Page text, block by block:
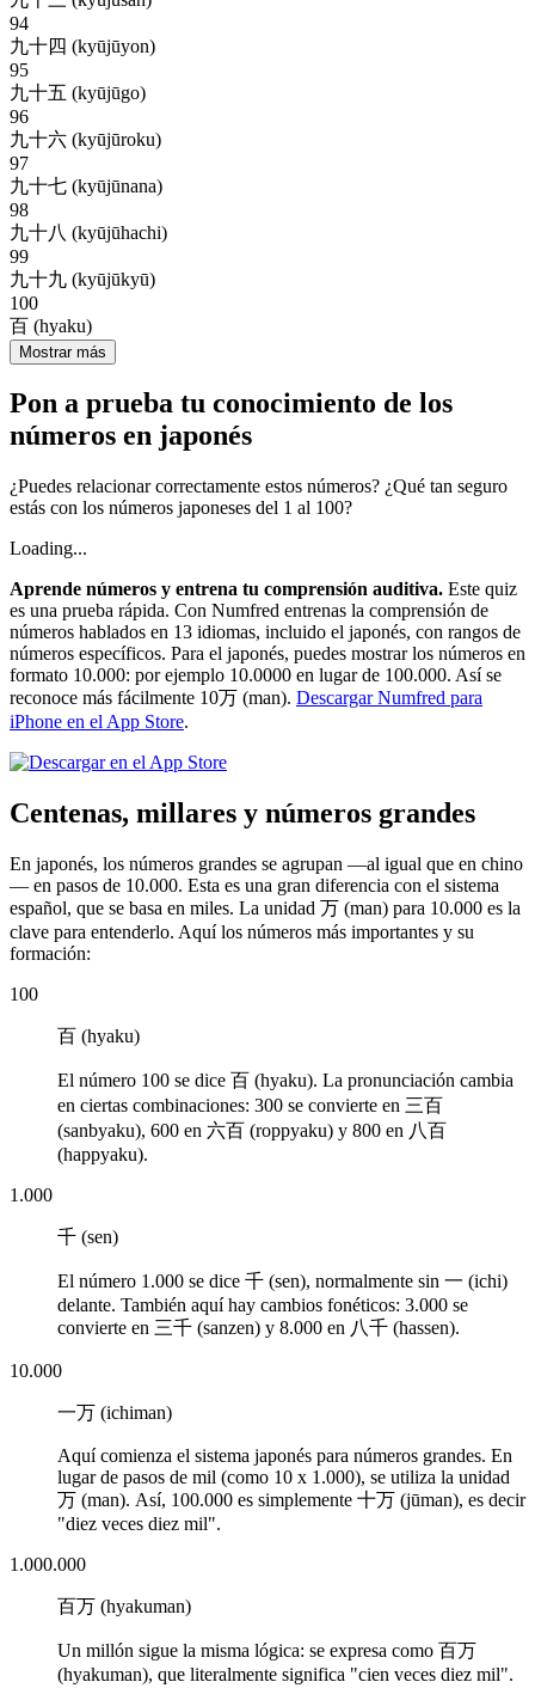
94
九十四 (kyūjūyon)
95
九十五 (kyūjūgo)
96
九十六 (kyūjūroku)
97
九十七 (kyūjūnana)
98
九十八 (kyūjūhachi)
99
九十九 (kyūjūkyū)
100
百 (hyaku)
Mostrar más
Pon a prueba tu conocimiento de los
números en japonés
¿Puedes relacionar correctamente estos números? ¿Qué tan seguro
estás con los números japoneses del 1 al 100?
Loading...
Aprende números y entrena tu comprensión auditiva. Este quiz
es una prueba rápida. Con Numfred entrenas la comprensión de
números hablados en 13 idiomas, incluido el japonés, con rangos de
números específicos. Para el japonés, puedes mostrar los números en
formato 10.000: por ejemplo 10.0000 en lugar de 100.000. Así se
reconoce más fácilmente 10万 (man). Descargar Numfred para
iPhone en el App Store.
Centenas, millares y números grandes
En japonés, los números grandes se agrupan —al igual que en chino
— en pasos de 10.000. Esta es una gran diferencia con el sistema
español, que se basa en miles. La unidad 万 (man) para 10.000 es la
clave para entenderlo. Aquí los números más importantes y su
formación:
100
百 (hyaku)
El número 100 se dice 百 (hyaku). La pronunciación cambia
en ciertas combinaciones: 300 se convierte en 三百
(sanbyaku), 600 en 六百 (roppyaku) y 800 en 八百
(happyaku).
1.000
千 (sen)
El número 1.000 se dice 千 (sen), normalmente sin 一 (ichi)
delante. También aquí hay cambios fonéticos: 3.000 se
convierte en 三千 (sanzen) y 8.000 en 八千 (hassen).
10.000
一万 (ichiman)
Aquí comienza el sistema japonés para números grandes. En
lugar de pasos de mil (como 10 x 1.000), se utiliza la unidad
万 (man). Así, 100.000 es simplemente 十万 (jūman), es decir
"diez veces diez mil".
1.000.000
百万 (hyakuman)
Un millón sigue la misma lógica: se expresa como 百万
(hyakuman), que literalmente significa "cien veces diez mil".